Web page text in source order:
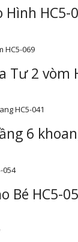
HC5-
Tư 2 vòm
6
Bé HC5-